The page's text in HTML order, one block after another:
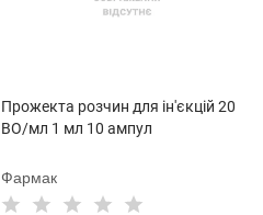
Прожекта розчин для ін'єкцій 20
ВО/мл 1 мл 10 ампул
Фармак